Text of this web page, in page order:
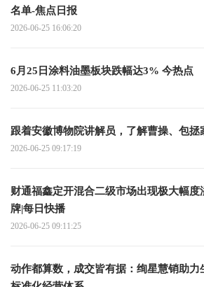
名单-焦点日报
2026-06-25 16:06:20
6月25日涂料油墨板块跌幅达3% 今热点
2026-06-25 11:03:20
跟着安徽博物院讲解员，了解曹操、包拯
2026-06-25 09:17:19
财通福鑫定开混合二级市场出现极大幅度
牌|每日快播
2026-06-25 09:11:25
动作都算数，成交皆有据：绚星慧销助力